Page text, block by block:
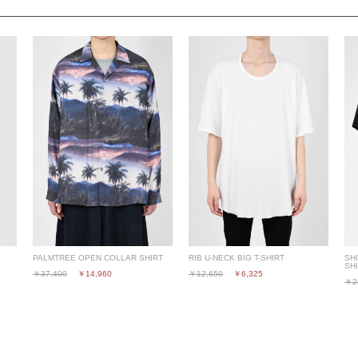
PALMTREE OPEN COLLAR SHIRT
￥37,400
￥14,960
RIB U-NECK BIG T-SHIRT
￥12,650
￥6,325
￥